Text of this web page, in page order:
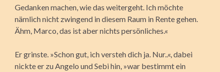
Gedanken machen, wie das weitergeht. Ich möchte
nämlich nicht zwingend in diesem Raum in Rente gehen.
Ähm, Marco, das ist aber nichts persönliches.«
Er grinste. »Schon gut, ich versteh dich ja. Nur..«, dabei
nickte er zu Angelo und Sebi hin, »war bestimmt ein